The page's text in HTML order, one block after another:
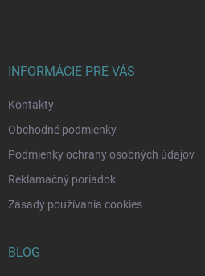
INFORMÁCIE PRE VÁS
Kontakty
Obchodné podmienky
Podmienky ochrany osobných údajov
Reklamačný poriadok
Zásady používania cookies
BLOG